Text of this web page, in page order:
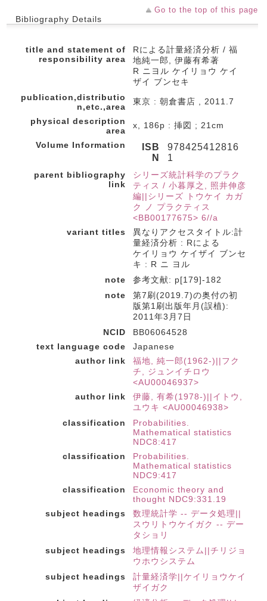
Go to the top of this page
Bibliography Details
title and statement of
responsibility area
Rによる計量経済分析 / 福
地純一郎, 伊藤有希著
R ニヨル ケイリョウ ケイ
ザイ ブンセキ
publication,distributio
n,etc.,area
東京 : 朝倉書店 , 2011.7
physical description
area
x, 186p : 挿図 ; 21cm
Volume Information
ISB
N
978425412816
1
parent bibliography
link
シリーズ統計科学のプラク
ティス / 小暮厚之, 照井伸彦
編||シリーズ トウケイ カガ
ク ノ プラクティス
<BB00177675> 6//a
variant titles
異なりアクセスタイトル:計
量経済分析 : Rによる
ケイリョウ ケイザイ ブンセ
キ : R ニ ヨル
note
参考文献: p[179]-182
note
第7刷(2019.7)の奥付の初
版第1刷出版年月(誤植):
2011年3月7日
NCID
BB06064528
text language code
Japanese
author link
福地, 純一郎(1962-)||フク
チ, ジュンイチロウ
<AU00046937>
author link
伊藤, 有希(1978-)||イトウ,
ユウキ <AU00046938>
classification
Probabilities.
Mathematical statistics
NDC8:417
classification
Probabilities.
Mathematical statistics
NDC9:417
classification
Economic theory and
thought NDC9:331.19
subject headings
数理統計学 -- データ処理||
スウリトウケイガク -- デー
タショリ
subject headings
地理情報システム||チリジョ
ウホウシステム
subject headings
計量経済学||ケイリョウケイ
ザイガク